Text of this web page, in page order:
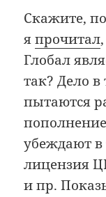
Скажите,
япрочитал
Глобал
так? Дело
пытаются
убеждают в
лицензия
и пр.